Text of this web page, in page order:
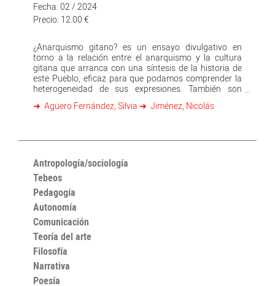
Fecha: 02 / 2024
Precio: 12.00 €
¿Anarquismo gitano? es un ensayo divulgativo en
torno a la relación entre el anarquismo y la cultura
gitana que arranca con una síntesis de la historia de
este Pueblo, eficaz para que podamos comprender la
heterogeneidad de sus expresiones. También son
sus orígenes en la India hasta su expansión diaspórica
y no contaminación que hacen que cualquier persona
miembro de una misma comunidad. A partir de ahí, se
discute la tesis planteada por la gitanología clásica, es
decir, la desarrollada por personas payas —
mayoritariamente hombres—, cargada de estereotipos,
que considera esta cultura como anarquista por su
tendencia a no cumplir las leyes y a no residir en un
lugar fijo. Para cerrar este volumen se exponen las
vidas, las acciones y los pensamientos de seis
personalidades gitanas —o así consideradas— que han
tenido una participación en el anarquismo en España
durante la primera mitad del siglo XX: Casilda Hernáez
Vargas, Casto Moreno Vargas, Catalina Junquera y
Agüero Fernández, Silvia Jiménez, Nicolás
Antropología/sociología
Tebeos
Pedagogía
Autonomía
Comunicación
Teoría del arte
Filosofía
Narrativa
Poesía